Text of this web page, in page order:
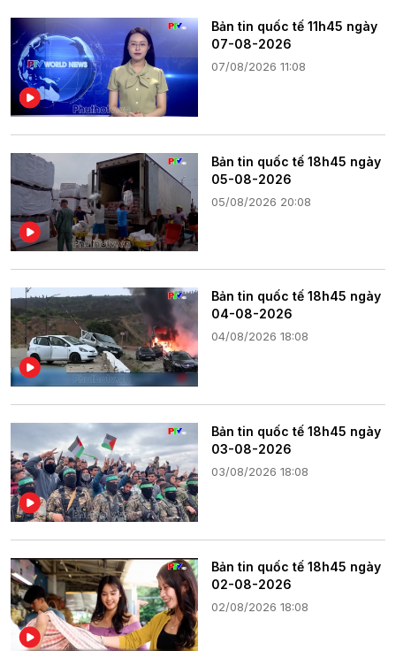
Bản tin quốc tế 11h45 ngày
07-08-2026
07/08/2026 11:08
Bản tin quốc tế 18h45 ngày
05-08-2026
05/08/2026 20:08
Bản tin quốc tế 18h45 ngày
04-08-2026
04/08/2026 18:08
Bản tin quốc tế 18h45 ngày
03-08-2026
03/08/2026 18:08
Bản tin quốc tế 18h45 ngày
02-08-2026
02/08/2026 18:08